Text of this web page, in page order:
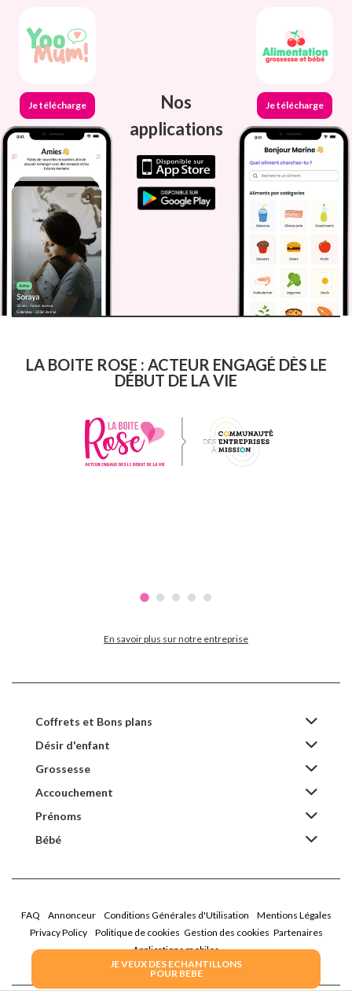
JE VEUX DES ECHANTILLONS
POUR BEBE
Je télécharge
Nos
applications
Je télécharge
LA BOITE ROSE : ACTEUR ENGAGÉ DÈS LE
DÉBUT DE LA VIE
En savoir plus sur notre entreprise
Coffrets et Bons plans
Désir d'enfant
Grossesse
Accouchement
Prénoms
Bébé
FAQ Annonceur Conditions Générales d'Utilisation
Mentions Légales
Privacy Policy
Politique de cookies Gestion des cookies Partenaires
Applications mobiles